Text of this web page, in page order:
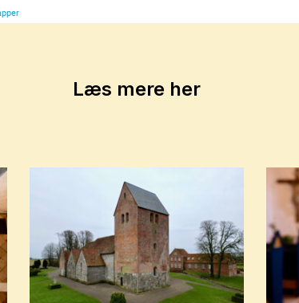
Læs mere her